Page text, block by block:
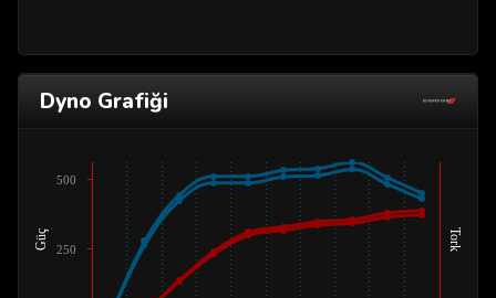
Dyno Grafiği
Güç Tork
250
500